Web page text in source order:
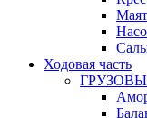
Ходовая часть